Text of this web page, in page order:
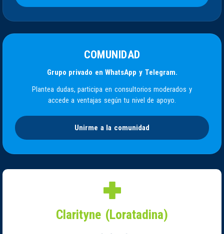
COMUNIDAD
Grupo privado en WhatsApp y Telegram.
Plantea dudas, participa en consultorios moderados y
accede a ventajas según tu nivel de apoyo.
Unirme a la comunidad
Clarityne (Loratadina)